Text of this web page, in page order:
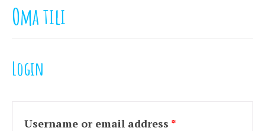
Oma tili
Login
Username or email address *